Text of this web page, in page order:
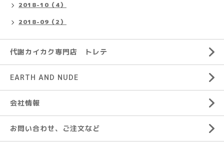
2018-10（4）
2018-09（2）
代謝カイカク専門店 トレテ
EARTH AND NUDE
会社情報
お問い合わせ、ご注文など